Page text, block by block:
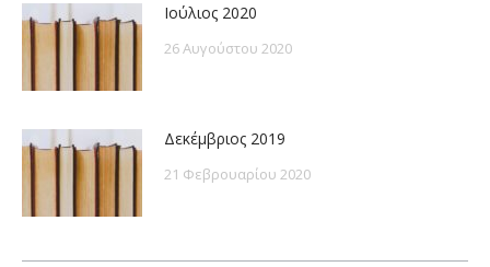
Ιούλιος 2020
26 Αυγούστου 2020
Δεκέμβριος 2019
21 Φεβρουαρίου 2020